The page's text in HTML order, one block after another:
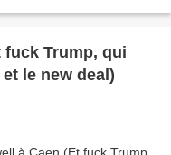
fuck Trump, qui
le new deal)